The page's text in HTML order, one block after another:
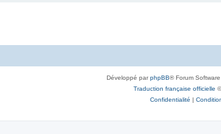
Développé parphpBB® Forum
Traduction française officielle
Confidentialité |